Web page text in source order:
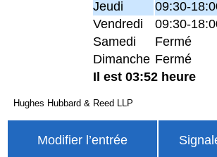
Jeudi
09:30-
Vendredi
09:30-
Samedi
Fermé
Dimanche Fermé
Il est 03:52 heure
Hughes Hubbard & Reed LLP
Modifier l’entrée